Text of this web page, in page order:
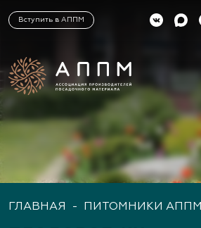
Вступить в АППМ
ГЛАВНАЯ - ПИТОМНИКИ АППМ